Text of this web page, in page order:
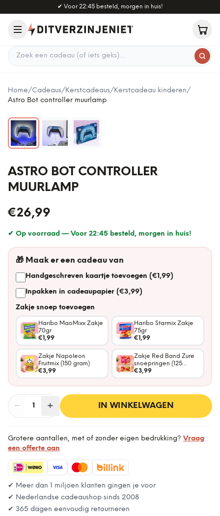
Naar hoofdinhoud
✔ Voor 22:45 besteld, morgen in huis!
Zoek een cadeau
Home/Cadeaus/Kerstcadeaus/Kerstcadeau kinderen/
Astro Bot controller muurlamp
ASTRO BOT CONTROLLER
MUURLAMP
€26,99
✔ Op voorraad — Voor 22:45 besteld, morgen in huis!
🎁 Maak er een cadeau van
Handgeschreven kaartje toevoegen (€1,99)
Inpakken in cadeaupapier (€3,99)
Zakje snoep toevoegen
Haribo MaoMixx Zakje
70gr
€1,99
Haribo Starmix Zakje
75gr
€1,99
Zakje Napoleon
Fruitmix (150 gram)
€3,99
Zakje Red Band Zure
snoepringen (125
gram)
€3,99
− Aantal
1 + IN WINKELWAGEN
Grotere aantallen, met of zonder eigen bedrukking? Vraag
een offerte aan
✔ Meer dan 1 miljoen klanten gingen je voor
✔ Nederlandse cadeaushop sinds 2008
✔ 365 dagen eenvoudig retourneren